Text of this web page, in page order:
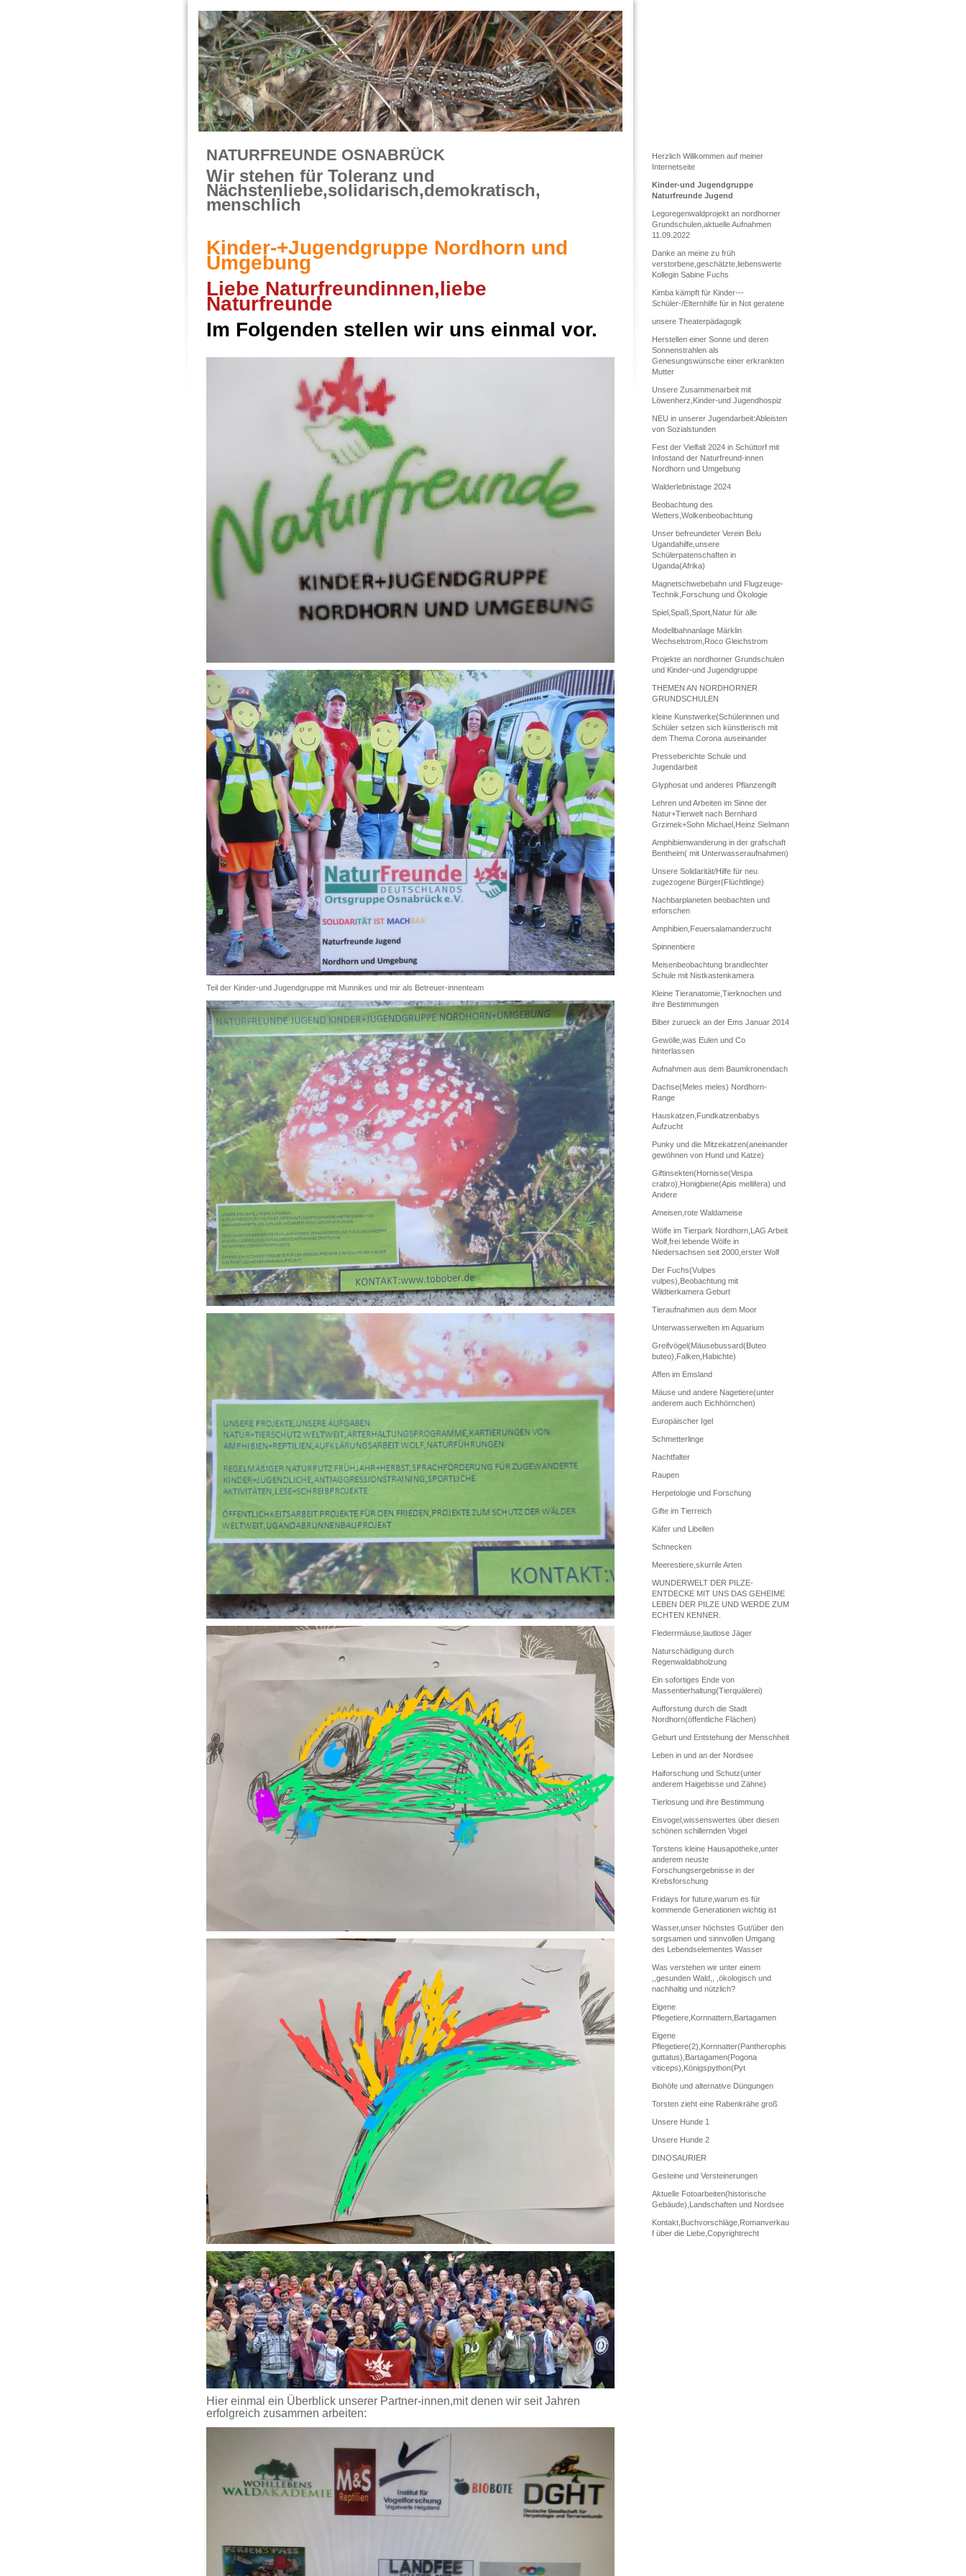
Herzlich Willkommen auf meiner
Internetseite
Kinder-und Jugendgruppe
Naturfreunde Jugend
Legoregenwaldprojekt an nordhorner
Grundschulen,aktuelle Aufnahmen
11.09.2022
Danke an meine zu früh
verstorbene,geschätzte,liebenswerte
Kollegin Sabine Fuchs
Kimba kämpft für Kinder---
Schüler-/Elternhilfe für in Not geratene
unsere Theaterpädagogik
Herstellen einer Sonne und deren
Sonnenstrahlen als
Genesungswünsche einer erkrankten
Mutter
Unsere Zusammenarbeit mit
Löwenherz,Kinder-und Jugendhospiz
NEU in unserer Jugendarbeit:Ableisten
von Sozialstunden
Fest der Vielfalt 2024 in Schüttorf mit
Infostand der Naturfreund-innen
Nordhorn und Umgebung
Walderlebnistage 2024
Beobachtung des
Wetters,Wolkenbeobachtung
Unser befreundeter Verein Belu
Ugandahilfe,unsere
Schülerpatenschaften in
Uganda(Afrika)
Magnetschwebebahn und Flugzeuge-
Technik,Forschung und Ökologie
Spiel,Spaß,Sport,Natur für alle
Modellbahnanlage Märklin
Wechselstrom,Roco Gleichstrom
Projekte an nordhorner Grundschulen
und Kinder-und Jugendgruppe
THEMEN AN NORDHORNER
GRUNDSCHULEN
kleine Kunstwerke(Schülerinnen und
Schüler setzen sich künstlerisch mit
dem Thema Corona auseinander
Presseberichte Schule und
Jugendarbeit
Glyphosat und anderes Pflanzengift
Lehren und Arbeiten im Sinne der
Natur+Tierwelt nach Bernhard
Grzimek+Sohn Michael,Heinz Sielmann
Amphibienwanderung in der grafschaft
Bentheim( mit Unterwasseraufnahmen)
Unsere Solidarität/Hilfe für neu
zugezogene Bürger(Flüchtlinge)
Nachbarplaneten beobachten und
erforschen
Amphibien,Feuersalamanderzucht
Spinnentiere
Meisenbeobachtung brandlechter
Schule mit Nistkastenkamera
Kleine Tieranatomie,Tierknochen und
ihre Bestimmungen
Biber zurueck an der Ems Januar 2014
Gewölle,was Eulen und Co
hinterlassen
Aufnahmen aus dem Baumkronendach
Dachse(Meles meles) Nordhorn-
Range
Hauskatzen,Fundkatzenbabys
Aufzucht
Punky und die Mitzekatzen(aneinander
gewöhnen von Hund und Katze)
Giftinsekten(Hornisse(Vespa
crabro),Honigbiene(Apis mellifera) und
Andere
Ameisen,rote Waldameise
Wölfe im Tierpark Nordhorn,LAG Arbeit
Wolf,frei lebende Wölfe in
Niedersachsen seit 2000,erster Wolf
Der Fuchs(Vulpes
vulpes),Beobachtung mit
Wildtierkamera Geburt
Tieraufnahmen aus dem Moor
Unterwasserwelten im Aquarium
Greifvögel(Mäusebussard(Buteo
buteo),Falken,Habichte)
Affen im Emsland
Mäuse und andere Nagetiere(unter
anderem auch Eichhörnchen)
Europäischer Igel
Schmetterlinge
Nachtfalter
Raupen
Herpetologie und Forschung
Gifte im Tierreich
Käfer und Libellen
Schnecken
Meerestiere,skurrile Arten
WUNDERWELT DER PILZE-
ENTDECKE MIT UNS DAS GEHEIME
LEBEN DER PILZE UND WERDE ZUM
ECHTEN KENNER.
Flederrmäuse,lautlose Jäger
Naturschädigung durch
Regenwaldabholzung
Ein sofortiges Ende von
Massentierhaltung(Tierquälerei)
Aufforstung durch die Stadt
Nordhorn(öffentliche Flächen)
Geburt und Entstehung der Menschheit
Leben in und an der Nordsee
Haiforschung und Schutz(unter
anderem Haigebisse und Zähne)
Tierlosung und ihre Bestimmung
Eisvogel,wissenswertes über diesen
schönen schillernden Vogel
Torstens kleine Hausapotheke,unter
anderem neuste
Forschungsergebnisse in der
Krebsforschung
Fridays for future,warum es für
kommende Generationen wichtig ist
Wasser,unser höchstes Gut/über den
sorgsamen und sinnvollen Umgang
des Lebendselementes Wasser
Was verstehen wir unter einem
,,gesunden Wald,, ,ökologisch und
nachhaltig und nützlich?
Eigene
Pflegetiere,Kornnattern,Bartagamen
Eigene
Pflegetiere(2),Kornnatter(Pantherophis
guttatus),Bartagamen(Pogona
viticeps),Königspython(Pyt
Biohöfe und alternative Düngungen
Torsten zieht eine Rabenkrähe groß
Unsere Hunde 1
Unsere Hunde 2
DINOSAURIER
Gesteine und Versteinerungen
Aktuelle Fotoarbeiten(historische
Gebäude),Landschaften und Nordsee
Kontakt,Buchvorschläge,Romanverkau
f über die Liebe,Copyrightrecht
NATURFREUNDE OSNABRÜCK
Wir stehen für Toleranz und
Nächstenliebe,solidarisch,demokratisch,
menschlich
Kinder-+Jugendgruppe Nordhorn und
Umgebung
Liebe Naturfreundinnen,liebe
Naturfreunde
Im Folgenden stellen wir uns einmal vor.
Teil der Kinder-und Jugendgruppe mit Munnikes und mir als Betreuer-innenteam
Hier einmal ein Überblick unserer Partner-innen,mit denen wir seit Jahren
erfolgreich zusammen arbeiten: